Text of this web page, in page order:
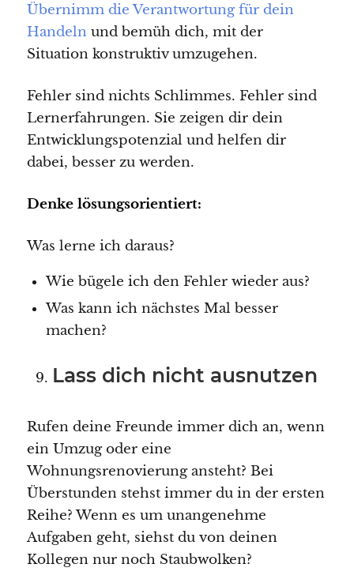
Übernimm die Verantwortung für dein
Handelnund bemüh dich, mit der
Situation konstruktiv umzugehen.
Fehler sind nichts Schlimmes. Fehler sind
Lernerfahrungen. Sie zeigen dir dein
Entwicklungspotenzial und helfen dir
dabei, besser zu werden.
Denke lösungsorientiert:
Was lerne ich daraus?
Wie bügele ich den Fehler wieder aus?
Was kann ich nächstes Mal besser
machen?
Lass dich nicht ausnutzen
Rufen deine Freunde immer dich an, wenn
ein Umzug oder eine
Wohnungsrenovierung ansteht? Bei
Überstunden stehst immer du in der ersten
Reihe? Wenn es um unangenehme
Aufgaben geht, siehst du von deinen
Kollegen nur noch Staubwolken?